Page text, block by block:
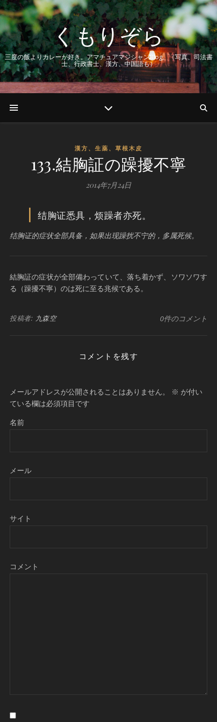
くもりぞら
三度の飯よりカレーが好き。アマチュアマジシャンBlog。（写真、司法書
士、行政書士、漢方、中国語も）
漢方、生薬、草根木皮
133.結胸証の躁擾不寧
2014年7月24日
结胸证悉具，烦躁者亦死。
结胸证的症状全部具备，如果出现躁扰不宁的，多属死候。
結胸証の症状が全部備わっていて、落ち着かず、ソワソワす
る（躁擾不寧）のは死に至る兆候である。
投稿者: 九森空 0件のコメント
コメントを残す
メールアドレスが公開されることはありません。 ※ が付い
ている欄は必須項目です
名前
メール
サイト
コメント